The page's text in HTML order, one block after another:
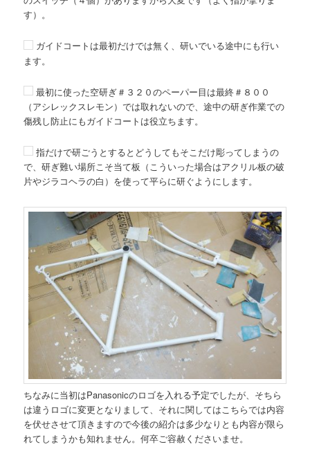
す）。
ガイドコートは最初だけでは無く、研いでいる途中にも行い
ます。
最初に使った空研ぎ＃３２０のペーパー目は最終＃８００
（アシレックスレモン）では取れないので、途中の研ぎ作業での
傷残し防止にもガイドコートは役立ちます。
指だけで研ごうとするとどうしてもそこだけ彫ってしまうの
で、研ぎ難い場所こそ当て板（こういった場合はアクリル板の破
片やジラコヘラの白）を使って平らに研ぐようにします。
ちなみに当初はPanasonicのロゴを入れる予定でしたが、そちら
は違うロゴに変更となりまして、それに関してはこちらでは内容
を伏せさせて頂きますので今後の紹介は多少なりとも内容が限ら
れてしまうかも知れません。何卒ご容赦くださいませ。